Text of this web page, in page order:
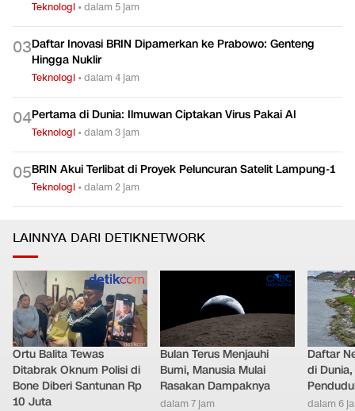
Teknologi •dalam 5 jam
03Daftar Inovasi BRIN Dipamerkan ke Prabowo: Genteng
Hingga Nuklir
Teknologi •dalam 4 jam
04Pertama di Dunia: Ilmuwan Ciptakan Virus Pakai AI
Teknologi •dalam 3 jam
05BRIN Akui Terlibat di Proyek Peluncuran Satelit Lampung-1
Teknologi •dalam 2 jam
LAINNYA DARI DETIKNETWORK
Ortu Balita Tewas
Ditabrak Oknum Polisi di
Bone Diberi Santunan Rp
10 Juta
Bulan Terus Menjauhi
Bumi, Manusia Mulai
Rasakan Dampaknya
dalam 7 jam
Daftar
di
dalam 6